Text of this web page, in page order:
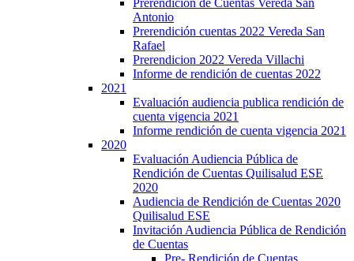
Prerendición de Cuentas Vereda San
Antonio
Prerendición cuentas 2022 Vereda San
Rafael
Prerendicion 2022 Vereda Villachi
Informe de rendición de cuentas 2022
2021
Evaluación audiencia publica rendición de
cuenta vigencia 2021
Informe rendición de cuenta vigencia 2021
2020
Evaluación Audiencia Pública de
Rendición de Cuentas Quilisalud ESE
2020
Audiencia de Rendición de Cuentas 2020
Quilisalud ESE
Invitación Audiencia Pública de Rendición
de Cuentas
Pre- Rendición de Cuentas